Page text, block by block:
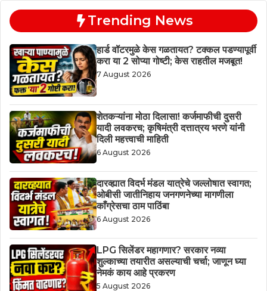
Trending News
हार्ड वॉटरमुळे केस गळतायत? टक्कल पडण्यापूर्वी
करा या 2 सोप्या गोष्टी; केस राहतील मजबूत!
7 August 2026
शेतकऱ्यांना मोठा दिलासा! कर्जमाफीची दुसरी
यादी लवकरच; कृषिमंत्री दत्तात्रय भरणे यांनी
दिली महत्त्वाची माहिती
6 August 2026
दारव्ह्यात विदर्भ मंडल यात्रेचे जल्लोषात स्वागत;
ओबीसी जातीनिहाय जनगणनेच्या मागणीला
काँग्रेसचा ठाम पाठिंबा
6 August 2026
LPG सिलेंडर महागणार? सरकार नव्या
शुल्काच्या तयारीत असल्याची चर्चा; जाणून घ्या
नेमकं काय आहे प्रकरण
5 August 2026